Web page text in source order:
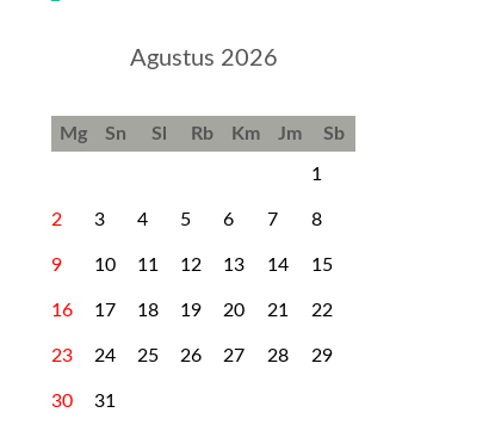
Agustus 2026
Mg Sn Sl Rb Km Jm Sb
1
2 3 4 5 6 7 8
9 10 11 12 13 14 15
16 17 18 19 20 21 22
23 24 25 26 27 28 29
30 31